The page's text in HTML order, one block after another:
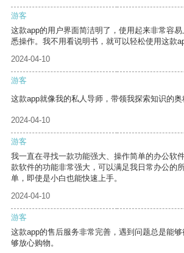
游客
这款app的用户界面简洁明了，使用起来非常容
悉操作。我不用看说明书，就可以轻松使用这款
2024-04-10
游客
这款app就像我的私人导师，带领我探索知识的奥
2024-04-10
游客
我一直在寻找一款功能强大、操作简单的办公软
款软件的功能非常强大，可以满足我日常办公的
单，即使是小白也能快速上手。
2024-04-10
游客
这款app的售后服务非常完善，遇到问题总是能
够放心购物。